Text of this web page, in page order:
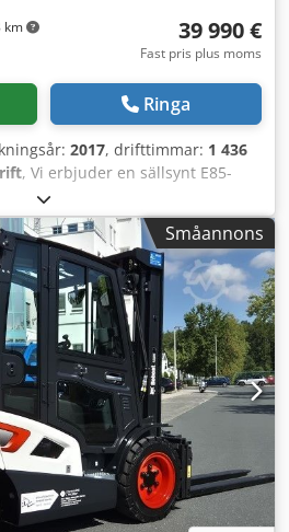
km 39 990 €
Fast pris plus moms
Ringa
2017, drifttimmar: 1 436
, Vi erbjuder en sällsynt E85-
mindre byggföretag, utrustad
Avvex Amkjk *
GRIF * Hydraulisk
som tillval, finns i lager mot ett
ett mindre byggföretag. * Tysk
* Gummiband. *
hos BOBCAT. * 44 kW
* Anslutningar för
växlingssystem. * Extra
skick. ----Vi är en
för fordon och
maskiner till ett bra pris.
av fordon av alla slag är
Småannons